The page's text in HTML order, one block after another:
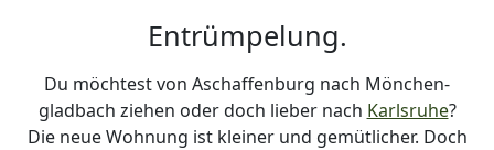
Entrümpelung.
Du möchtest von Aschaffenburg nach Mönchen­
gladbach ziehen oder doch lieber nach Karlsruhe?
Die neue Wohnung ist kleiner und gemütlicher. Doch